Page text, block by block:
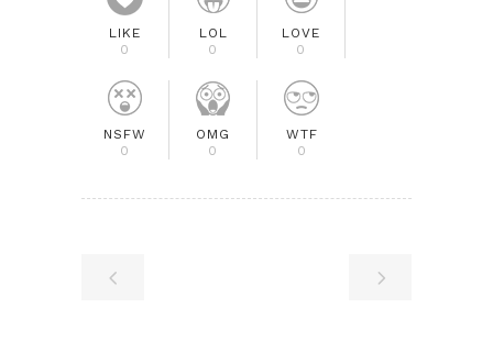
LIKE
0
LOL
0
LOVE
0
NSFW
0
OMG
0
WTF
0